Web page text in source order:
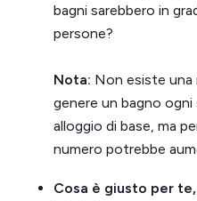
bagni sarebbero in
persone?
Nota: Non esiste una
genere un bagno
alloggio di base, ma
numero potrebbe
Cosa è giusto per